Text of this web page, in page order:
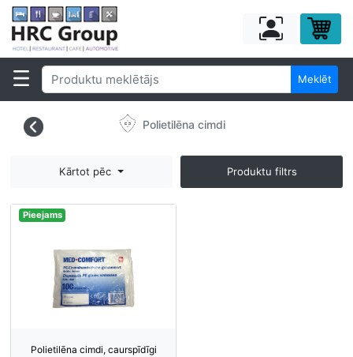
Meklēt
Polietilēna cimdi
Kārtot pēc Produktu filtrs
Pieejams
Polietilēna cimdi, caurspīdīgi